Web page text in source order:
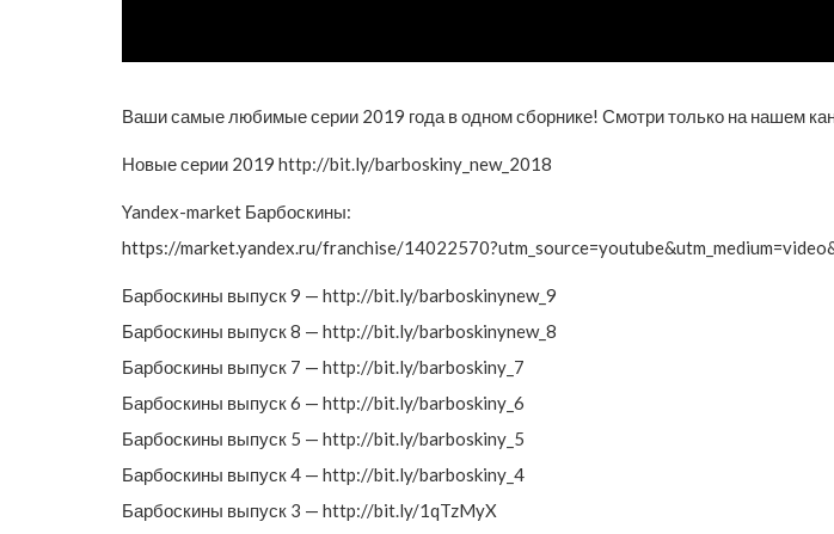
Ваши самые любимые серии 2019 года в одном сборнике! Смотри только на нашем
Новые серии 2019 http://bit.ly/barboskiny_new_2018
Yandex-market Барбоскины:
https://market.yandex.ru/franchise/
Барбоскины выпуск 9 — http://bit.ly/barboskinynew_9
Барбоскины выпуск 8 — http://bit.ly/barboskinynew_8
Барбоскины выпуск 7 — http://bit.ly/barboskiny_7
Барбоскины выпуск 6 — http://bit.ly/barboskiny_6
Барбоскины выпуск 5 — http://bit.ly/barboskiny_5
Барбоскины выпуск 4 — http://bit.ly/barboskiny_4
Барбоскины выпуск 3 — http://bit.ly/1qTzMyX